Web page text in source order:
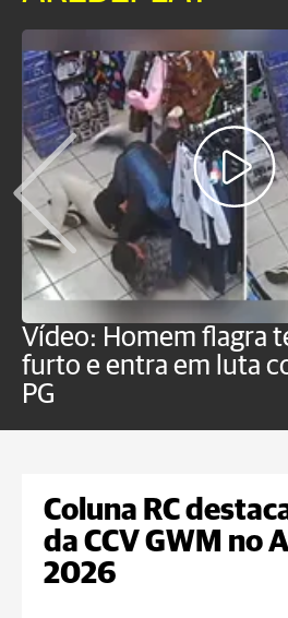
Vídeo: Homem flagra
furto e entra em luta
PG
Coluna RC
da CCV GWM no
2026